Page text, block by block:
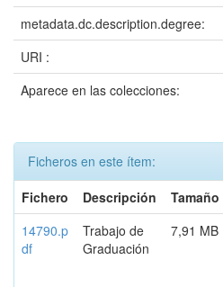
metadata.dc.description.degree:
URI :
Aparece en las colecciones:
Ficheros en este ítem:
Fichero
Descripción Tamaño
14790.p
df
Trabajo de
Graduación
7,91 MB